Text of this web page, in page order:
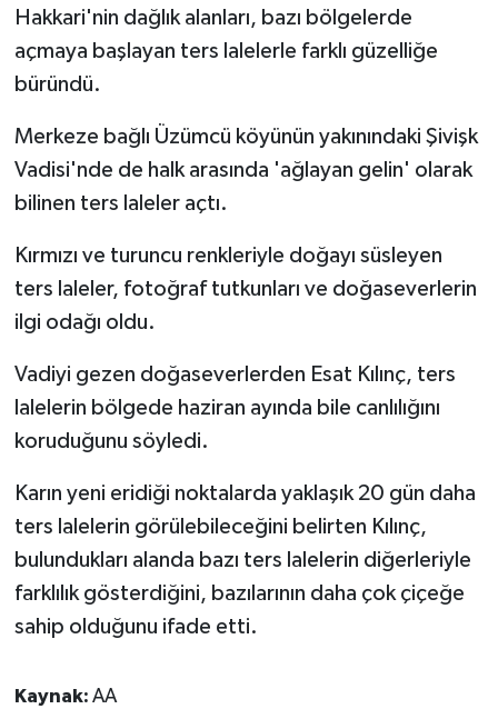
Hakkari'nin dağlık alanları, bazı bölgelerde
açmaya başlayan ters lalelerle farklı güzelliğe
büründü.
Merkeze bağlı Üzümcü köyünün yakınındaki Şivişk
Vadisi'nde de halk arasında 'ağlayan gelin' olarak
bilinen ters laleler açtı.
Kırmızı ve turuncu renkleriyle doğayı süsleyen
ters laleler, fotoğraf tutkunları ve doğaseverlerin
ilgi odağı oldu.
Vadiyi gezen doğaseverlerden Esat Kılınç, ters
lalelerin bölgede haziran ayında bile canlılığını
koruduğunu söyledi.
Karın yeni eridiği noktalarda yaklaşık 20 gün daha
ters lalelerin görülebileceğini belirten Kılınç,
bulundukları alanda bazı ters lalelerin diğerleriyle
farklılık gösterdiğini, bazılarının daha çok çiçeğe
sahip olduğunu ifade etti.
Kaynak: AA